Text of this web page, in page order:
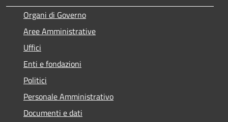
Organi di Governo
Aree Amministrative
Uffici
Enti e fondazioni
Politici
Personale Amministrativo
Documenti e dati